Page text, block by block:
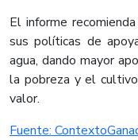
El informe
sus políticas de
agua, dando mayor
la pobreza y el
valor.
​Fuente: